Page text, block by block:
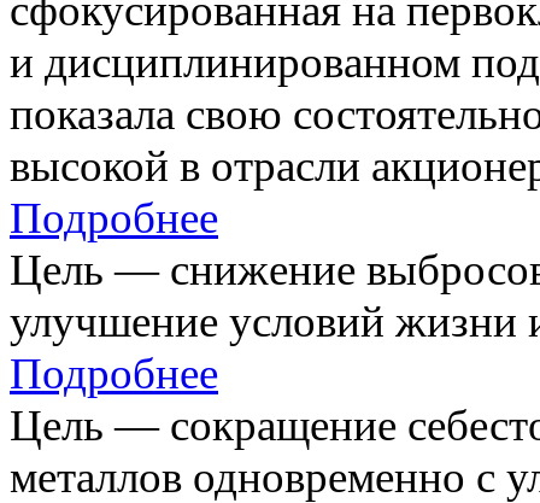
и дисциплинированном
показала свою
высокой в отрасли
Подробнее
Цель — снижение
улучшение условий жизни
Подробнее
Цель — сокращение
металлов одновременно с